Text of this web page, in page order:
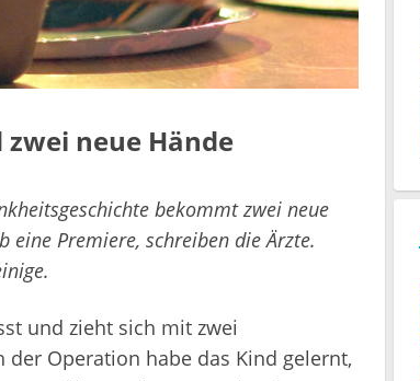
neue Hände
bekommt zwei neue
eine Premiere, schreiben die Ärzte.
und zieht sich mit zwei
Operation habe das Kind gelernt,